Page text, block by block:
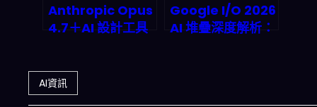
Anthropic Opus
4.7＋AI 設計工具
產業鏈？（含實作
指南與風險）
Google I/O 2026
AI 堆疊深度解析：
AI資訊